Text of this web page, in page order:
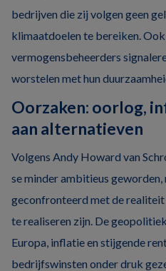
bedrijven die zij volgen geen
klimaatdoelen te bereiken.
vermogensbeheerders
worstelen met hun
Oorzaken: oorlog,
aan alternatieven
Volgens Andy Howard van
se minder ambitieus geworden,
geconfronteerd met de
te realiseren zijn. De
Europa, inflatie en stijgende
bedrijfswinsten onder druk